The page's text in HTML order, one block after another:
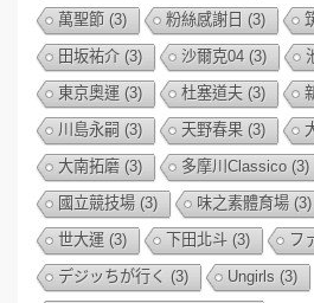
萬聖節 (3) 粉絲感謝日 (3)
田坂祐介 (3) 沙爾克04 (3)
東京奧運 (3) 杜塞道夫 (3)
川島永嗣 (3) 天野春果 (3)
大南拓磨 (3) 多摩川Classico (3)
國立競技場 (3) 味之素體育場 (3)
世大運 (3) 下田北斗 (3) フ
デジッちが行く (3) Ungirls (3)